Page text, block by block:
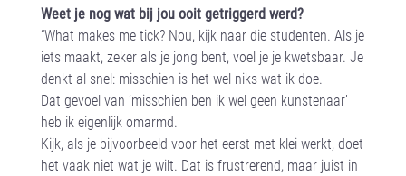
Weet je nog wat bij jou ooit getriggerd werd?
“What makes me tick? Nou, kijk naar die studenten. Als je
iets maakt, zeker als je jong bent, voel je je kwetsbaar. Je
denkt al snel: misschien is het wel niks wat ik doe.
Dat gevoel van ‘misschien ben ik wel geen kunstenaar’
heb ik eigenlijk omarmd.
Kijk, als je bijvoorbeeld voor het eerst met klei werkt, doet
het vaak niet wat je wilt. Dat is frustrerend, maar juist in